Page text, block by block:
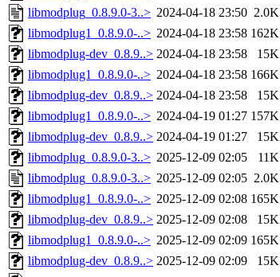
libmodplug_0.8.9.0-3..> 2024-04-18 23:50 2.0K
libmodplug1_0.8.9.0-..> 2024-04-18 23:58 162K
libmodplug-dev_0.8.9..> 2024-04-18 23:58
15K
libmodplug1_0.8.9.0-..> 2024-04-18 23:58 166K
libmodplug-dev_0.8.9..> 2024-04-18 23:58
15K
libmodplug1_0.8.9.0-..> 2024-04-19 01:27 157K
libmodplug-dev_0.8.9..> 2024-04-19 01:27
15K
libmodplug_0.8.9.0-3..> 2025-12-09 02:05
11K
libmodplug_0.8.9.0-3..> 2025-12-09 02:05 2.0K
libmodplug1_0.8.9.0-..> 2025-12-09 02:08 165K
libmodplug-dev_0.8.9..> 2025-12-09 02:08
15K
libmodplug1_0.8.9.0-..> 2025-12-09 02:09 165K
libmodplug-dev_0.8.9..> 2025-12-09 02:09
15K